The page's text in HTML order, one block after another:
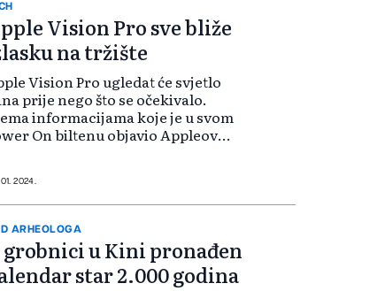
Vision Pro sve bliže
na tržište
Vision Pro ugledat će svjetlo
prije nego što se očekivalo.
informacijama koje je u svom
On biltenu objavio Appleov
se već za nekoliko dana, a
prodaje u februaru.
2024.
ARHEOLOGA
grobnici u Kini pronađen
star 2.000 godina